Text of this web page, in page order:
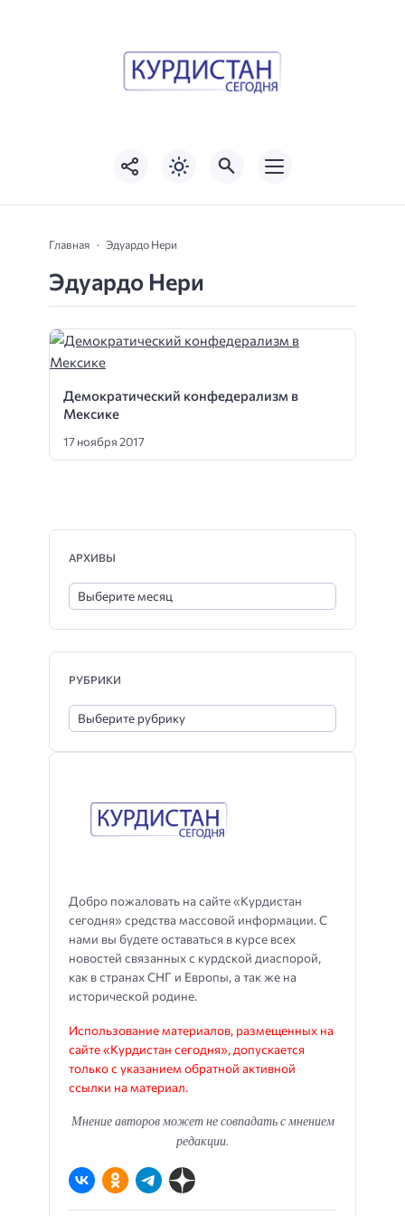
Главная Эдуардо Нери
Эдуардо Нери
Демократический конфедерализм в
Мексике
17 ноября 2017
Добро пожаловать на сайте «Курдистан
сегодня» средства массовой информации. С
нами вы будете оставаться в курсе всех
новостей связанных с курдской диаспорой,
как в странах СНГ и Европы, а так же на
исторической родине.
Использование материалов, размещенных на
сайте «Курдистан сегодня», допускается
только с указанием обратной активной
ссылки на материал.
Мнение авторов может не совпадать с мнением
редакции.
АРХИВЫ
РУБРИКИ